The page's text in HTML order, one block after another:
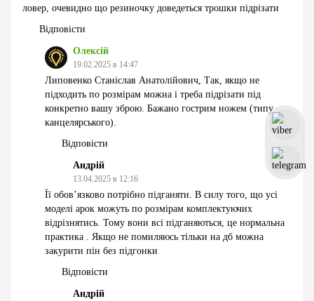
ловер, очевидно що резиночку доведеться трошки підрізати
Відповісти
Олексій
19.02.2025 в 14:47
Липовенко Станіслав Анатолійович, Так, якщо не
підходить по розмірам можна і треба підрізати під
конкретно вашу зброю. Бажано гострим ножем (типу
канцелярського).
Відповісти
Андрій
13.04.2025 в 12:16
Її обовʼязково потрібно підганяти. В силу того, що усі
моделі арок можуть по розмірам комплектуючих
відрізнятись. Тому вони всі підганяються, це нормальна
практика . Якщо не помиляюсь тільки на дб можна
закурити пін без підгонки
Відповісти
Андрій